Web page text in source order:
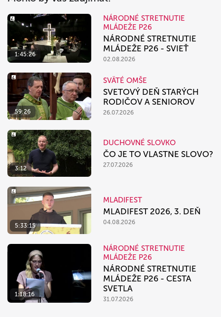
1:45:26
NÁRODNÉ STRETNUTIE
MLÁDEŽE P26
NÁRODNÉ STRETNUTIE
MLÁDEŽE P26 - SVIEŤ
02.08.2026
59:26
SVÄTÉ OMŠE
SVETOVÝ DEŇ STARÝCH
RODIČOV A SENIOROV
26.07.2026
3:12
DUCHOVNÉ SLOVKO
ČO JE TO VLASTNE SLOVO?
27.07.2026
5:33:15
MLADIFEST
MLADIFEST 2026, 3. DEŇ
04.08.2026
1:18:16
NÁRODNÉ STRETNUTIE
MLÁDEŽE P26
NÁRODNÉ STRETNUTIE
MLÁDEŽE P26 - CESTA
SVETLA
31.07.2026